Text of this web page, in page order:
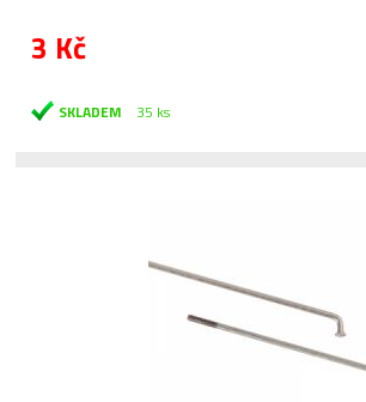
3 Kč
SKLADEM 35 ks